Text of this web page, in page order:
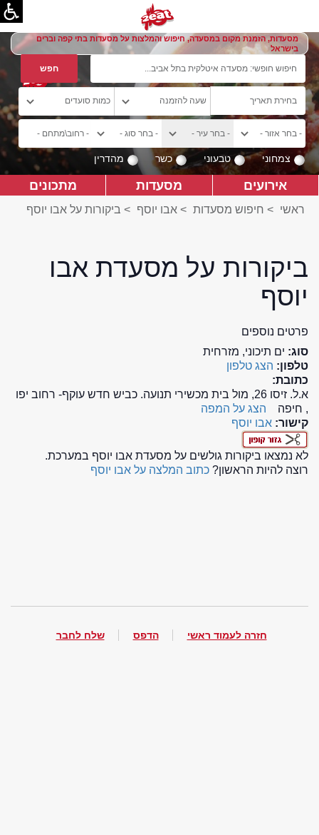
מסעדות, הזמנת מקום במסעדה, חיפוש והמלצות על מסעדות בתי קפה וברים
בישראל
צמחוני טבעוני כשר מהדרין
אירועים מסעדות מתכונים
ראשי > חיפוש מסעדות > אבו יוסף > ביקורות על אבו יוסף
ביקורות על מסעדת אבו
יוסף
פרטים נוספים
סוג: ים תיכוני, מזרחית
טלפון: הצג טלפון
כתובת:
א.ל. זיסו 26, מול בית מכשירי תנועה. כביש חדש עוקף- רחוב יפו
, חיפה
הצג על המפה
קישור: אבו יוסף
לא נמצאו ביקורות גולשים על מסעדת אבו יוסף במערכת.
רוצה להיות הראשון? כתוב המלצה על אבו יוסף
חזרה לעמוד ראשי הדפס שלח לחבר